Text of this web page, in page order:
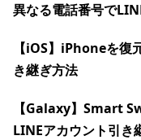
異なる電話番号で
【iOS】iPhoneを復
き継ぎ方法
【Galaxy】Smart
LINEアカウント引き